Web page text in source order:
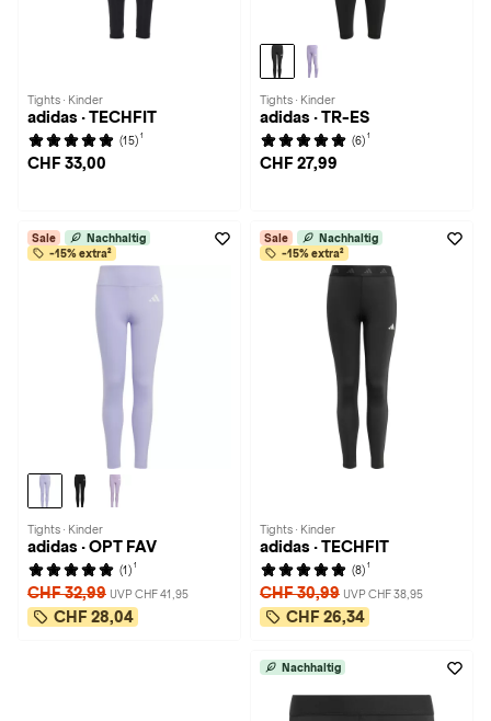
Tights · Kinder
adidas · TECHFIT
(15) 1
CHF 33,00
Tights · Kinder
adidas · TR-ES
(6) 1
CHF 27,99
Sale
Nachhaltig
-15% extra²
Tights · Kinder
adidas · OPT FAV
(1) 1
CHF 32,99 UVP CHF 41,95
CHF 28,04
Sale
Nachhaltig
-15% extra²
Tights · Kinder
adidas · TECHFIT
(8) 1
CHF 30,99 UVP CHF 38,95
CHF 26,34
Nachhaltig